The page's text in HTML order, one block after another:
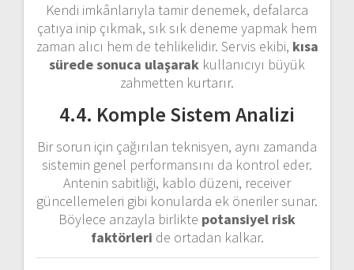
Kendi imkânlarıyla tamir denemek, defalarca
çatıya inip çıkmak, sık sık deneme yapmak hem
zaman alıcı hem de tehlikelidir. Servis ekibi, kısa
sürede sonuca ulaşarak kullanıcıyı büyük
zahmetten kurtarır.
4.4. Komple Sistem Analizi
Bir sorun için çağırılan teknisyen, aynı zamanda
sistemin genel performansını da kontrol eder.
Antenin sabitliği, kablo düzeni, receiver
güncellemeleri gibi konularda ek öneriler sunar.
Böylece arızayla birlikte potansiyel risk
faktörleri de ortadan kalkar.